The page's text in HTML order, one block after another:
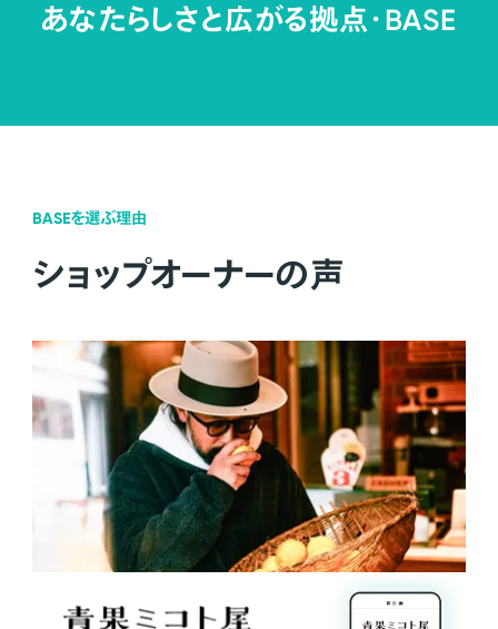
あなたらしさと広がる拠点・BASE
BASEを選ぶ理由
ショップオーナーの声